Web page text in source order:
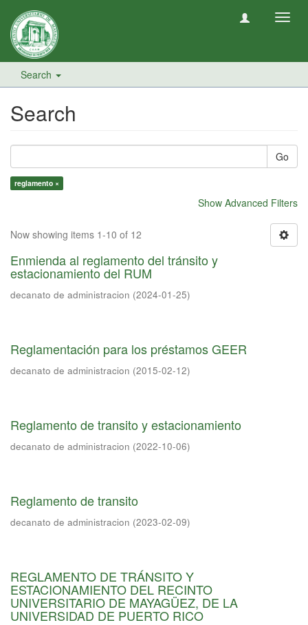
Search
Search
Go
reglamento ×
Show Advanced Filters
Now showing items 1-10 of 12
Enmienda al reglamento del tránsito y
estacionamiento del RUM
decanato de administracion (2024-01-25)
Reglamentación para los préstamos GEER
decanato de administracion (2015-02-12)
Reglamento de transito y estacionamiento
decanato de administracion (2022-10-06)
Reglamento de transito
decanato de administracion (2023-02-09)
REGLAMENTO DE TRÁNSITO Y
ESTACIONAMIENTO DEL RECINTO
UNIVERSITARIO DE MAYAGÜEZ, DE LA
UNIVERSIDAD DE PUERTO RICO